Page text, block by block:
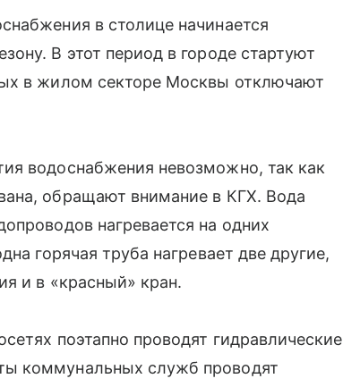
в столице начинается
В этот период в городе стартуют
в жилом секторе Москвы отключают
водоснабжения невозможно, так как
обращают внимание в КГХ. Вода
нагревается на одних
горячая труба нагревает две другие,
и в «красный» кран.
поэтапно проводят гидравлические
коммунальных служб проводят